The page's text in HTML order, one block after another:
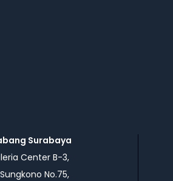
Surabaya
Center B-3,
No.75,